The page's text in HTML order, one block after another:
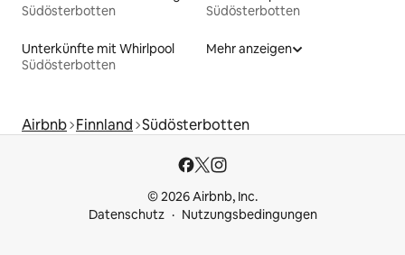
Südösterbotten
Südösterbotten
Unterkünfte mit Whirlpool
Südösterbotten
Mehr anzeigen
Airbnb Finnland Südösterbotten
© 2026 Airbnb, Inc.
Datenschutz
Nutzungsbedingungen